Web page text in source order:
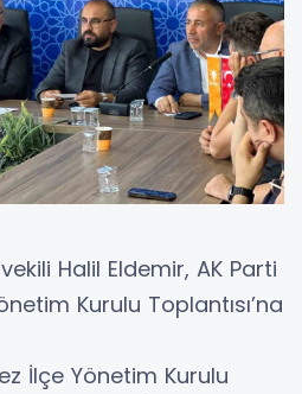
Halil Eldemir, AK Parti
Kurulu Toplantısı’na
İlçe Yönetim Kurulu